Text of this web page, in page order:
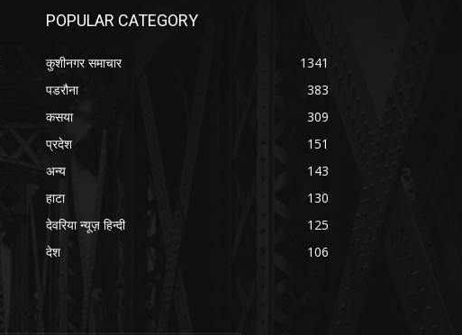
POPULAR CATEGORY
कुशीनगर समाचार
1341
पडरौना
383
कसया
309
प्रदेश
151
अन्य
143
हाटा
130
देवरिया न्यूज़ हिन्दी
125
देश
106